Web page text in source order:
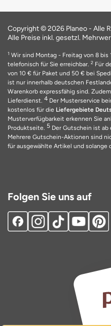
Copyright © 2026 Planeo - Alle
Alle Preise inkl. gesetzl.
1 Wir sind Montag - Freitag von 8 bis
telefonisch für Sie erreichbar. 2 Für
von 10 € für Paket und 50 € bei
ist nur innerhalb deutschen
Warenkorb expressfähig sind.
Lieferdienst. 4 Der Musterservice
kostenlos für die Liefergebiete
Musterverfügbarkeit erkennen Sie
Produktseite. 5 Der Gutschein ist
Mehrere Gutschein-Aktionen sind
für ausgewählte Artikel und solange
Folgen Sie uns auf